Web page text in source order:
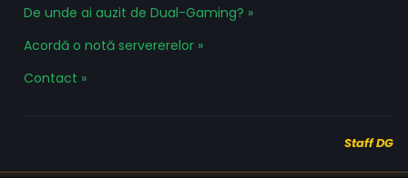
De unde ai auzit de Dual-Gaming? »
Acordă o notă servererelor »
Contact »
Staff DG